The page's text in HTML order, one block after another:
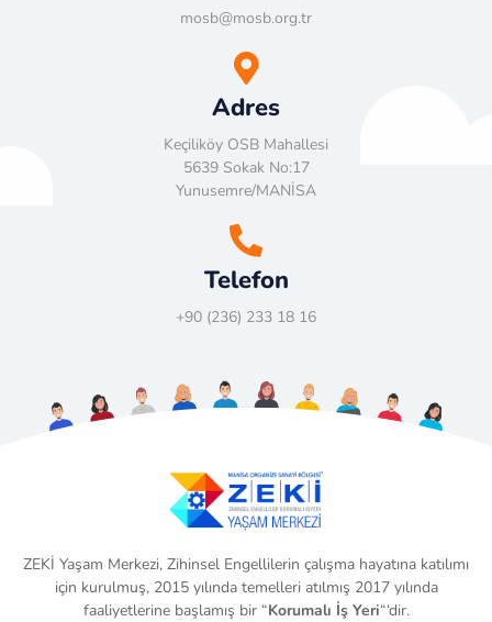
mosb@mosb.org.tr
Adres
Keçiliköy OSB Mahallesi
5639 Sokak No:17
Yunusemre/MANİSA
Telefon
+90 (236) 233 18 16
ZEKİ Yaşam Merkezi, Zihinsel Engellilerin çalışma hayatına katılımı
için kurulmuş, 2015 yılında temelleri atılmış 2017 yılında
faaliyetlerine başlamış bir “Korumalı İş Yeri“‘dir.